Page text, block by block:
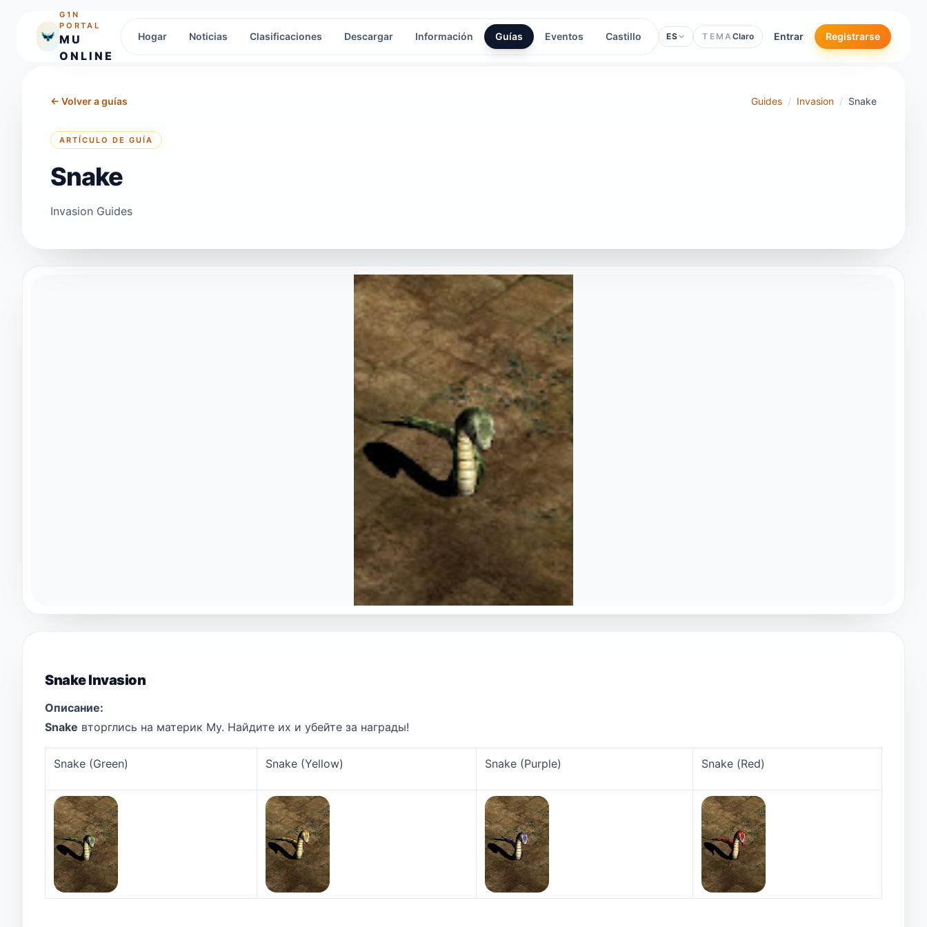
G1N
PORTAL
MU
ONLINE
Hogar Noticias Clasificaciones Descargar Información Guías Eventos Castillo ES TEMAClaro Entrar Registrarse
← Volver a guías Guides / Invasion / Snake
ARTÍCULO DE GUÍA
Snake
Invasion Guides
Snake Invasion
Описание:
Snake вторглись на материк Му. Найдите их и убейте за награды!
Snake (Green) Snake (Yellow) Snake (Purple) Snake (Red)